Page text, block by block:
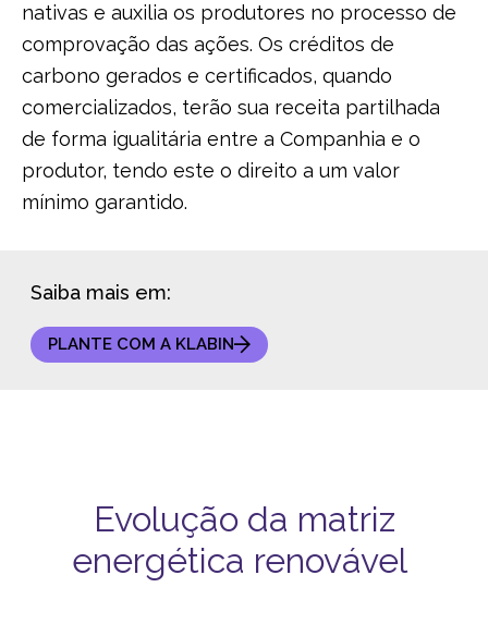
nativas e auxilia os produtores no processo de
comprovação das ações. Os créditos de
carbono gerados e certificados, quando
comercializados, terão sua receita partilhada
de forma igualitária entre a Companhia e o
produtor, tendo este o direito a um valor
mínimo garantido.
Saiba mais em:
PLANTE COM A KLABIN
Evolução da matriz
energética renovável